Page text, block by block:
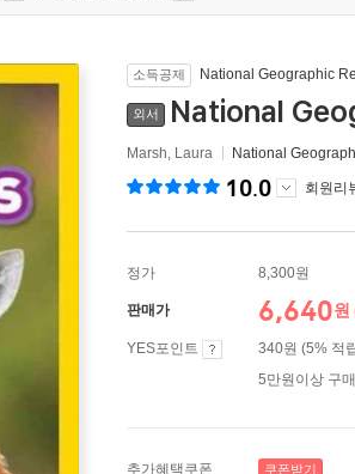
소득공제 National Geographic
외서 National
Marsh, Laura National
10.0 회원리
정가 8,300원
판매가 6,640원
YES포인트
340원 (5% 적
5만원이상 구
추가혜택쿠폰 쿠폰받기